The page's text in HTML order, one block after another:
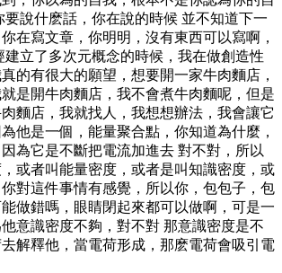
說什麽話，你在說的時候 並不知道下一
在寫文章，你明明，沒有東西可以寫啊，
立了多次元概念的時候，我在做創造性
的有很大的願望，想要開一家牛肉麵店，
是開牛肉麵店，我不會煮牛肉麵呢，但是
麵店，我就找人，我想想辦法，我會讓它
他是一個，能量聚合點，你知道為什麼，
為它是不斷把電流加進去 對不對，所以
或者叫能量密度，或者是叫知識密度，或
對這件事情有感覺，所以你，包包子，包
做錯嗎，眼睛閉起來都可以做啊，可是一
意識密度不夠，對不對 那意識密度是不
解釋他，當電荷形成，那麽電荷會吸引電